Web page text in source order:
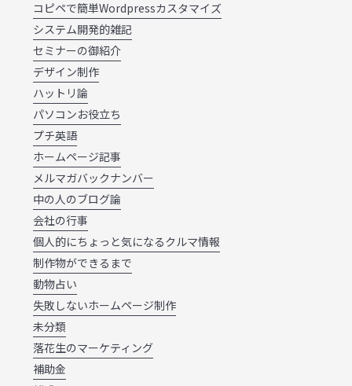
コピペで簡単Wordpressカスタマイズ
システム開発的雑記
セミナーの御紹介
デザイン制作
ハットリ論
パソコンお役立ち
プチ英語
ホームページ記事
メルマガバックナンバー
中の人のブログ論
会社の行事
個人的にちょっと気になるクルマ情報
制作物ができるまで
動物占い
失敗しないホームページ制作
未分類
落花生のマーケティング
補助金